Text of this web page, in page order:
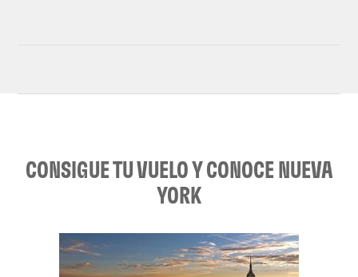
CONSIGUE TU VUELO Y CONOCE NUEVA
YORK